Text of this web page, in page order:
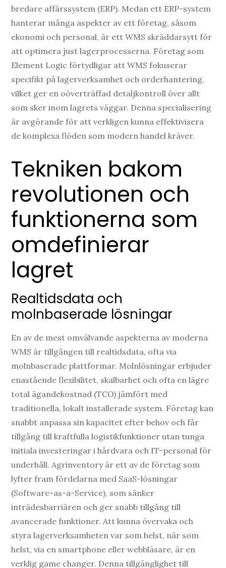
bredare affärssystem (ERP). Medan ett ERP-system
hanterar många aspekter av ett företag, såsom
ekonomi och personal, är ett WMS skräddarsytt för
att optimera just lagerprocesserna. Företag som
Element Logic förtydligar att WMS fokuserar
specifikt på lagerverksamhet och orderhantering,
vilket ger en oöverträffad detaljkontroll över allt
som sker inom lagrets väggar. Denna specialisering
är avgörande för att verkligen kunna effektivisera
de komplexa flöden som modern handel kräver.
Tekniken bakom
revolutionen och
funktionerna som
omdefinierar
lagret
Realtidsdata och
molnbaserade lösningar
En av de mest omvälvande aspekterna av moderna
WMS är tillgången till realtidsdata, ofta via
molnbaserade plattformar. Molnlösningar erbjuder
enastående flexibilitet, skalbarhet och ofta en lägre
total ägandekostnad (TCO) jämfört med
traditionella, lokalt installerade system. Företag kan
snabbt anpassa sin kapacitet efter behov och får
tillgång till kraftfulla logistikfunktioner utan tunga
initiala investeringar i hårdvara och IT-personal för
underhåll. Agrinventory är ett av de företag som
lyfter fram fördelarna med SaaS-lösningar
(Software-as-a-Service), som sänker
inträdesbarriären och ger snabb tillgång till
avancerade funktioner. Att kunna övervaka och
styra lagerverksamheten var som helst, när som
helst, via en smartphone eller webbläsare, är en
verklig game changer. Denna tillgänglighet till